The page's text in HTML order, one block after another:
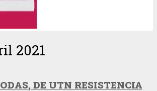
2021
DE UTN RESISTENCIA